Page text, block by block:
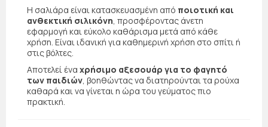
Η σαλιάρα είναι κατασκευασμένη από ποιοτική και
ανθεκτική σιλικόνη, προσφέροντας άνετη
εφαρμογή και εύκολο καθάρισμα μετά από κάθε
χρήση. Είναι ιδανική για καθημερινή χρήση στο σπίτι ή
στις βόλτες.
Αποτελεί ένα χρήσιμο αξεσουάρ για το φαγητό
των παιδιών, βοηθώντας να διατηρούνται τα ρούχα
καθαρά και να γίνεται η ώρα του γεύματος πιο
πρακτική.